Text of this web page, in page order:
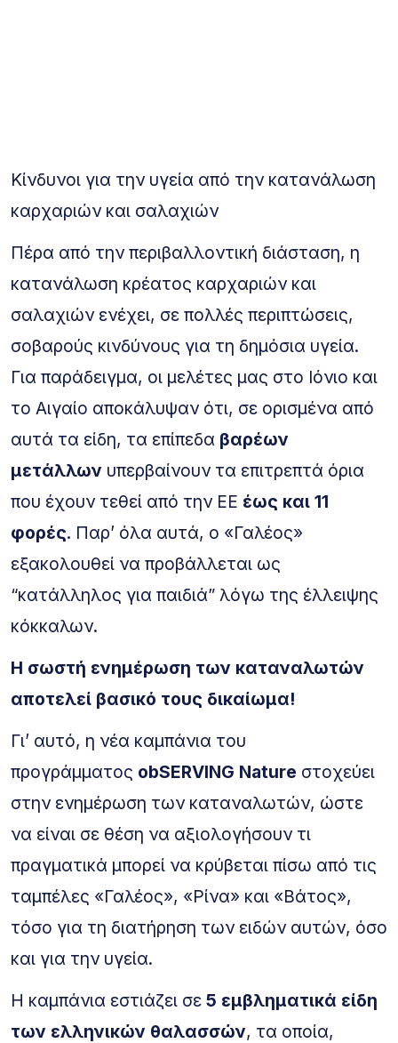
Κίνδυνοι για την υγεία από την κατανάλωση
καρχαριών και σαλαχιών
Πέρα από την περιβαλλοντική διάσταση, η
κατανάλωση κρέατος καρχαριών και
σαλαχιών ενέχει, σε πολλές περιπτώσεις,
σοβαρούς κινδύνους για τη δημόσια υγεία.
Για παράδειγμα, οι μελέτες μας στο Ιόνιο και
το Αιγαίο αποκάλυψαν ότι, σε ορισμένα από
αυτά τα είδη, τα επίπεδα βαρέων
μετάλλων υπερβαίνουν τα επιτρεπτά όρια
που έχουν τεθεί από την ΕΕ έως και 11
φορές. Παρ’ όλα αυτά, ο «Γαλέος»
εξακολουθεί να προβάλλεται ως
“κατάλληλος για παιδιά” λόγω της έλλειψης
κόκκαλων.
Η σωστή ενημέρωση των καταναλωτών
αποτελεί βασικό τους δικαίωμα!
Γι’ αυτό, η νέα καμπάνια του
προγράμματος obSERVING Nature στοχεύει
στην ενημέρωση των καταναλωτών, ώστε
να είναι σε θέση να αξιολογήσουν τι
πραγματικά μπορεί να κρύβεται πίσω από τις
ταμπέλες «Γαλέος», «Ρίνα» και «Βάτος»,
τόσο για τη διατήρηση των ειδών αυτών, όσο
και για την υγεία.
Η καμπάνια εστιάζει σε 5 εμβληματικά είδη
των ελληνικών θαλασσών, τα οποία,